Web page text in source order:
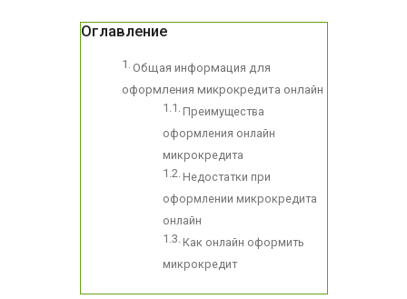
Оглавление
Общая информация для
оформления микрокредита онлайн
Преимущества
оформления онлайн
микрокредита
Недостатки при
оформлении микрокредита
онлайн
Как онлайн оформить
микрокредит